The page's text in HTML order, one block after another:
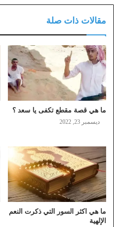
مقالات ذات صلة
ما هي قصة مقطع تكفى يا سعد ؟
ديسمبر 23, 2022
ما هي اكثر السور التي ذكرت النعم
الإلهية